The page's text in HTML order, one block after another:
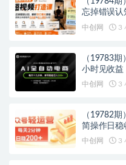
忘掉错误认
内容创作方
中创网 3
（19783
小时见收益
中创网 3
（19782
简操作日稳
中创网 3